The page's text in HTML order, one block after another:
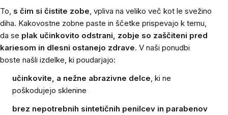
To, s čim si čistite zobe , vpliva na veliko več kot le svežino
diha. Kakovostne zobne paste in ščetke prispevajo k temu,
da se plak učinkovito odstrani, zobje so zaščiteni pred
kariesom in dlesni ostanejo zdrave. V naši ponudbi
boste našli izdelke, ki poudarjajo:
učinkovite, a nežne abrazivne delce , ki ne
poškodujejo sklenine
brez nepotrebnih sintetičnih penilcev in parabenov